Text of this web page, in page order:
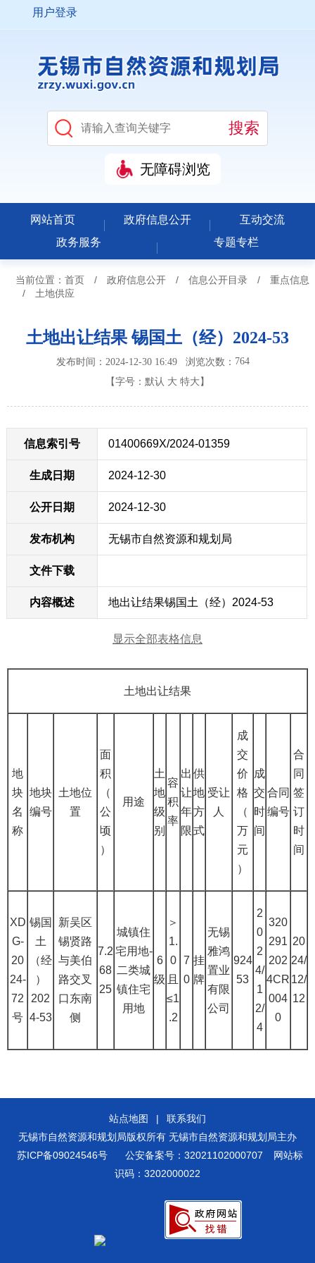
用户登录
无障碍浏览
网站首页 政府信息公开
互动交流
政务服务
专题专栏
当前位置： 首页 / 政府信息公开 / 信息公开目录 /
重点信息
/
土地供应
土地出让结果 锡国土（经）2024-53
发布时间：2024-12-30 16:49 浏览次数： 764
【字号： 默认 大 特大 】
信息索引号 01400669X/2024-01359
生成日期 2024-12-30
公开日期 2024-12-30
发布机构 无锡市自然资源和规划局
文件下载
内容概述 地出让结果锡国土（经）2024-53
显示全部表格信息
土地出让结果
地
块
名
称
地块
编号
土地位
置
面
积
（
公
顷
）
用途
土
地
级
别
容
积
率
出
让
年
限
供
地
方
式
受让
人
成
交
价
格
（
万
元
）
成
交
时
间
合同
编号
合
同
签
订
时
间
XD
G-
20
24-
72
号
锡国
土
（经
）
202
4-53
新吴区
锡贤路
与美伯
路交叉
口东南
侧
7.2
68
25
城镇住
宅用地-
二类城
镇住宅
用地
6
级
＞
1.
0
且
≤1
.2
7
0
挂
牌
无锡
雅鸿
置业
有限
公司
924
53
2
0
2
4/
1
2/
4
320
291
202
4CR
004
0
20
24/
12/
12
站点地图 |
联系我们
无锡市自然资源和规划局版权所有 无锡市自然资源和规划局主办
苏ICP备09024546号
公安备案号：32021102000707
网站标
识码：3202000022